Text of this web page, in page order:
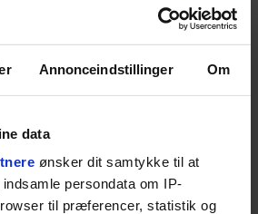
Annonceindstillinger Om
data
ønsker dit samtykke til at
persondata om IP-
til præferencer, statistik og
er relevant langt ud over
til det kommende partnerskab
cementerer BOSS sin position i
performance og moderne